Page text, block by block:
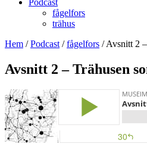
fågelfors
trähus
Hem /Podcast /fågelfors /Avsnitt 2
Avsnitt 2 – Trähusen